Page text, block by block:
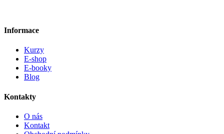
Informace
Kurzy
E-shop
E-booky
Blog
Kontakty
O nás
Kontakt